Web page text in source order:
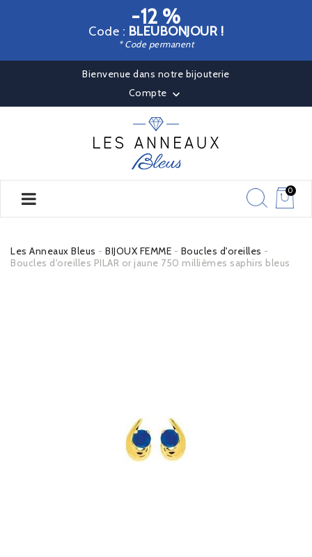
-12 %
Code : BLEUBONJOUR !
* Code permanent
Bienvenue dans notre bijouterie
Compte 
0
Les Anneaux Bleus BIJOUX FEMME
Boucles d'oreilles
Boucles d'oreilles PILAR or jaune 750 millièmes saphirs bleus